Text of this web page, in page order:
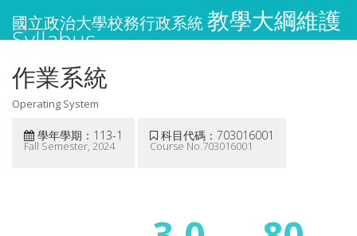
國立政治大學校務行政系統教學大綱維護
Syllabus
作業系統
Operating System
學年學期：113-1
Fall Semester, 2024
科目代碼：703016001
Course No.703016001